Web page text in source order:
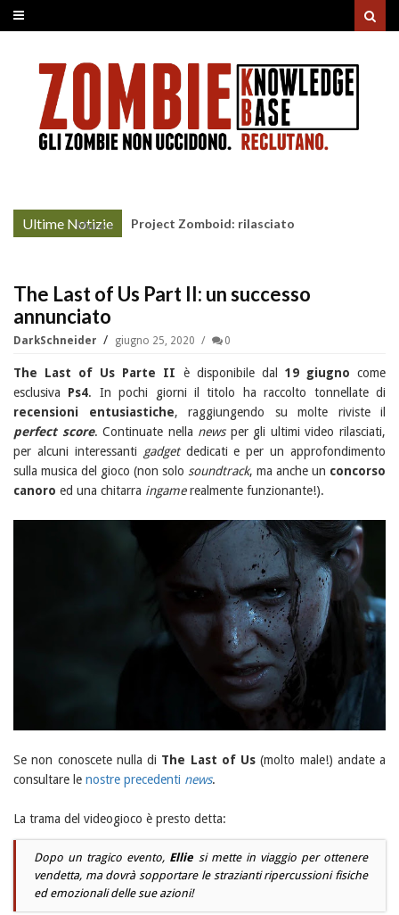
Ultime Notizie
More »
Unholy Night: la nonna non-morta rovina il
The Last of Us Part II: un successo
annunciato
DarkSchneider giugno 25, 2020 0
The Last of Us Parte II è disponibile dal 19 giugno come
esclusiva Ps4. In pochi giorni il titolo ha raccolto tonnellate di
recensioni entusiastiche, raggiungendo su molte riviste il
perfect score. Continuate nella newsper gli ultimi video rilasciati,
per alcuni interessanti gadgetdedicati e per un approfondimento
sulla musica del gioco (non solo soundtrack, ma anche un concorso
canoro ed una chitarra ingamerealmente funzionante!).
Se non conoscete nulla di The Last of Us (molto male!) andate a
consultare le nostre precedenti news.
La trama del videogioco è presto detta:
Dopo un tragico evento, Ellie si mette in viaggio per ottenere
vendetta, ma dovrà sopportare le strazianti ripercussioni fisiche
ed emozionali delle sue azioni!